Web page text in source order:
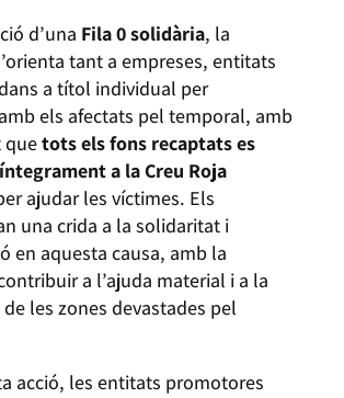
d’una Fila 0 solidària, la
tant a empreses, entitats
a títol individual per
els afectats pel temporal, amb
quetots els fons recaptats es
a la Creu Roja
ajudar les víctimes. Els
una crida a la solidaritat i
en aquesta causa, amb la
a l’ajuda material i a la
les zones devastades pel
acció, les entitats promotores